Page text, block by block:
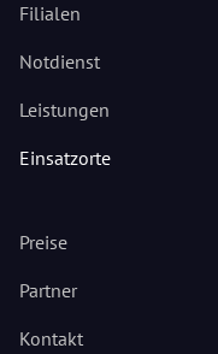
Filialen
Notdienst
Leistungen
Einsatzorte
Preise
Partner
Kontakt